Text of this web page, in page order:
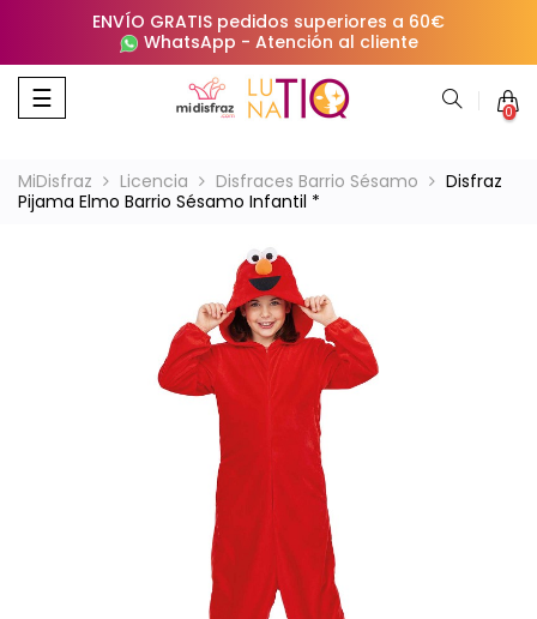
ENVÍO GRATIS pedidos superiores a 60€
WhatsApp - Atención al cliente
Navegación
de
☰ 0
MiDisfraz Licencia Disfraces Barrio Sésamo
Disfraz
Pijama Elmo Barrio Sésamo Infantil *